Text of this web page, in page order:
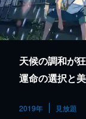
天候の調和が
運命の選択と
2019年 見放題